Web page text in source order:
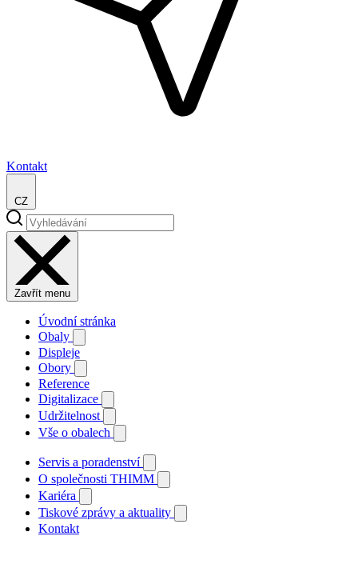
Kontakt
CZ
Zavřít menu
Úvodní stránka
Obaly
Displeje
Obory
Reference
Digitalizace
Udržitelnost
Vše o obalech
Servis a poradenství
O společnosti THIMM
Kariéra
Tiskové zprávy a aktuality
Kontakt